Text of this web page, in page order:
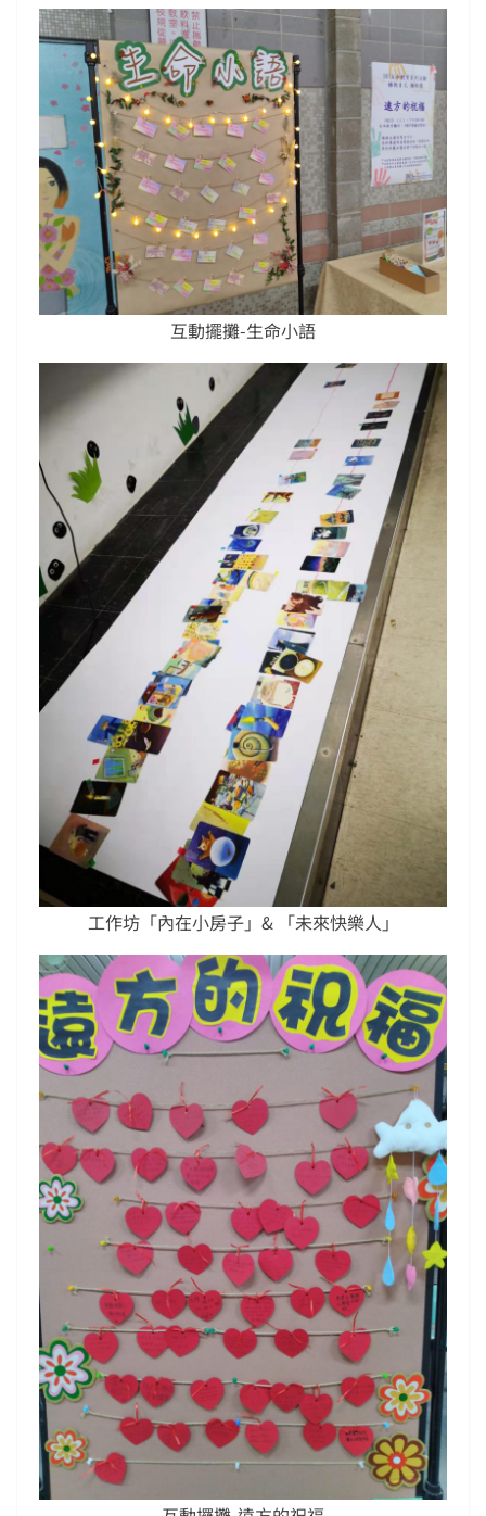
互動擺攤-生命小語
工作坊「內在小房子」& 「未來快樂人」